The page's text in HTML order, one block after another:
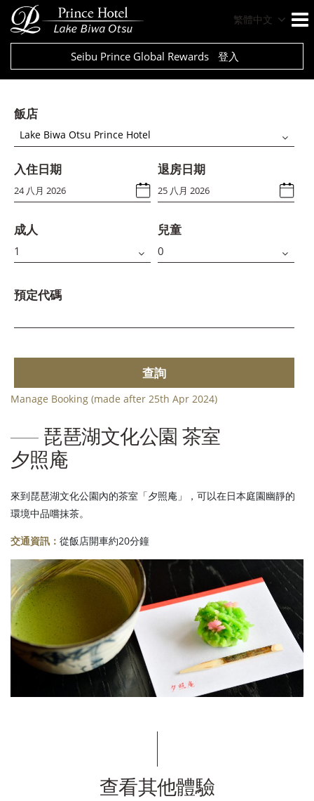
繁體中文
Seibu Prince Global Rewards 登入
飯店
Lake Biwa Otsu Prince Hotel
入住日期 退房日期
成人 兒童
預定代碼
查詢
Manage Booking (made after 25th Apr 2024)
琵琶湖文化公園 茶室
夕照庵
來到琵琶湖文化公園內的茶室「夕照庵」，可以在日本庭園幽靜的
環境中品嚐抹茶。
交通資訊： 從飯店開車約20分鐘
查看其他體驗